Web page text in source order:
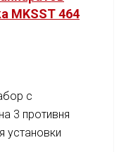
MKSST 464
с
3 противня
установки